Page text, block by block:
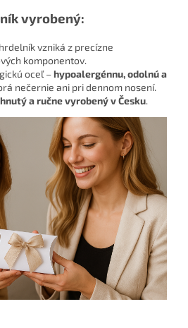
vyrobený:
vzniká z precízne
komponentov.
oceľ –hypoalergénnu, odolnú a
nečernie ani pri dennom nosení.
a ručne vyrobený v Česku.